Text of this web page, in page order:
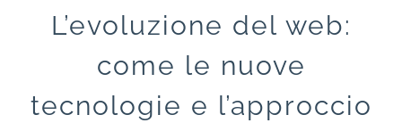
L’evoluzione del web:
come le nuove
tecnologie e l’approccio